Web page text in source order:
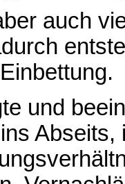
auch
und